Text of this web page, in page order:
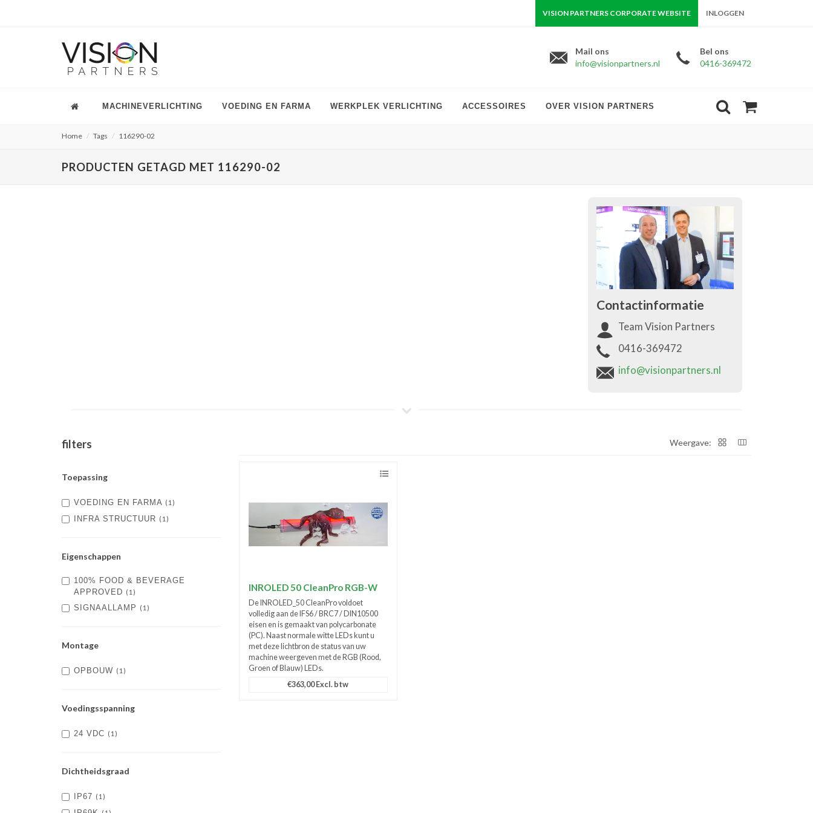
VISION PARTNERS CORPORATE WEBSITE INLOGGEN
Mail ons
info@visionpartners.nl
Bel ons
0416-369472
MACHINEVERLICHTING VOEDING EN FARMA WERKPLEK VERLICHTING ACCESSOIRES OVER VISION PARTNERS
Home Tags 116290-02
PRODUCTEN GETAGD MET 116290-02
Contactinformatie
Team Vision Partners
0416-369472
info@visionpartners.nl
filters
Toepassing
VOEDING EN FARMA (1)
INFRA STRUCTUUR (1)
Eigenschappen
100% FOOD & BEVERAGE
APPROVED (1)
SIGNAALLAMP (1)
Montage
OPBOUW (1)
Voedingsspanning
24 VDC (1)
Dichtheidsgraad
IP67 (1)
Weergave:
INROLED 50 CleanPro RGB-W
De INROLED_50 CleanPro voldoet
volledig aan de IFS6 / BRC7 / DIN10500
eisen en is gemaakt van polycarbonate
(PC). Naast normale witte LEDs kunt u
met deze lichtbron de status van uw
machine weergeven met de RGB (Rood,
Groen of Blauw) LEDs.
€363,00 Excl. btw